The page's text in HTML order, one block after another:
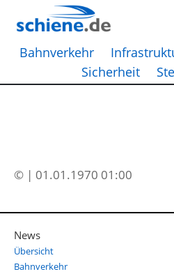
Bahnverkehr
Sicherheit
© | 01.01.1970 01:00
News
Übersicht
Bahnverkehr